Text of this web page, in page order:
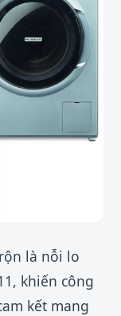
là nỗi lo
khiến công
kết mang